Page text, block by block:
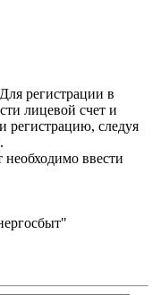
регистрации в
лицевой счет и
регистрацию, следуя
окнах.
ввести
пароль.